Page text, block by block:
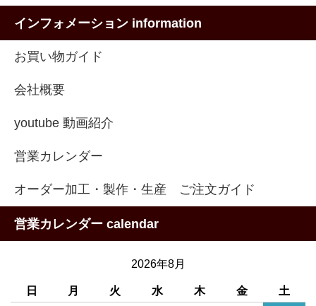
インフォメーション information
お買い物ガイド
会社概要
youtube 動画紹介
営業カレンダー
オーダー加工・製作・生産 ご注文ガイド
営業カレンダー calendar
2026年8月
日 月 火 水 木 金 土